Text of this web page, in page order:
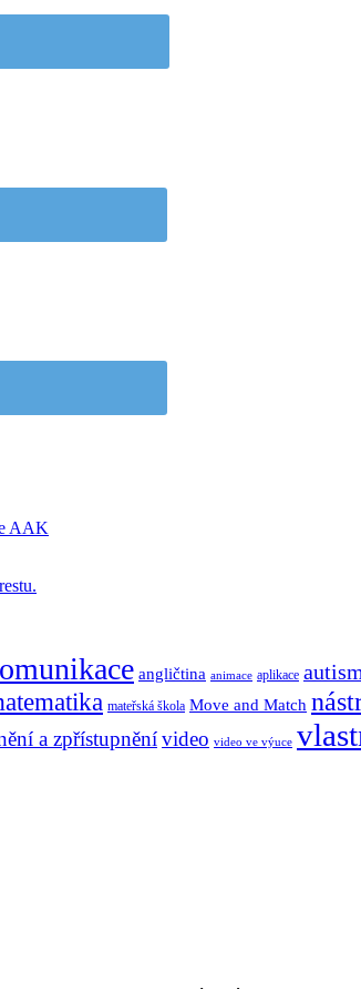
AAK
angličtina animace aplikace
mateřská škola Move and Match
a zpřístupněnívideo video ve výuce